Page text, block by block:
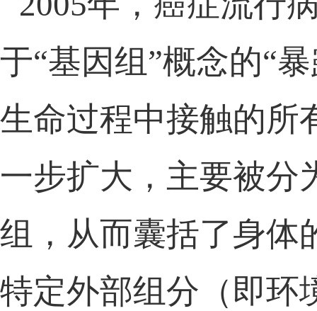
于“基因组”概念的“
生命过程中接触的所
一步扩大， 主要被分
组，从而囊括了身体
特定外部组分（即环